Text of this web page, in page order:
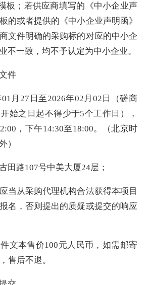
板；若供应商填写的《中小企业声
的或者提供的《中小企业声明函》
文件明确的采购标的对应的中小企
不一致，均不予认定为中小企业。
件
27日至2026年02月02日（磋商
始之日起不得少于5个工作日），
，下午14:30至18:00。（北京时
）
路107号中美大厦24层；
从采购代理机构合法获得本项目
名，否则提出的质疑或提交的响应
本售价100元人民币，如需邮寄
售后不退。